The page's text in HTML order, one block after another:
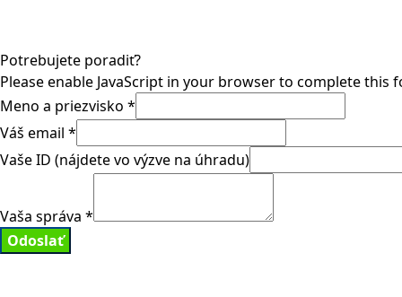
Potrebujete poradiť?
Please enable JavaScript in your browser to complete this
Meno a priezvisko *
Váš email *
Vaše ID (nájdete vo výzve na úhradu)
Vaša správa *
Odoslať